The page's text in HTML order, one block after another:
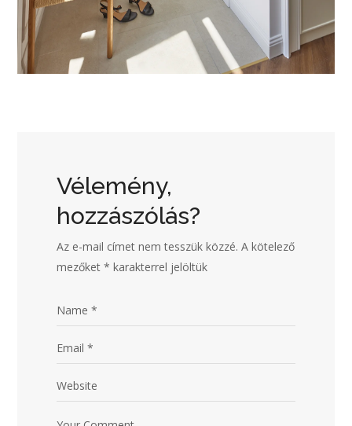
Vélemény,
hozzászólás?
Az e-mail címet nem tesszük közzé. A kötelező
mezőket* karakterrel jelöltük